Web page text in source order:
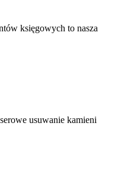
księgowych to nasza
usuwanie kamieni